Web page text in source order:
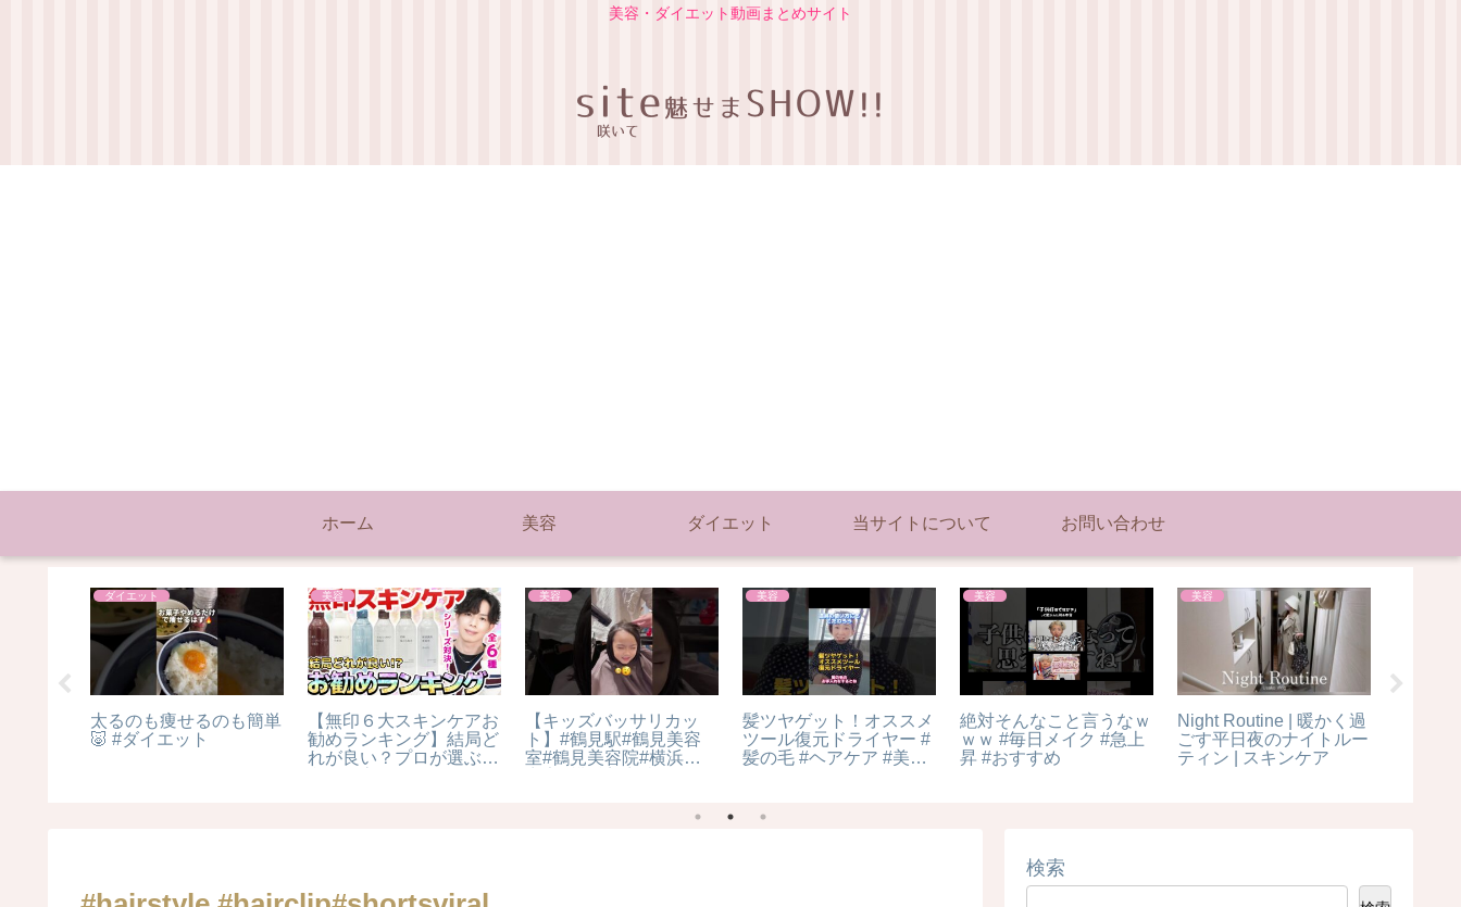
美容・ダイエット動画まとめサイト
ホーム 美容 ダイエット 当サイトについて お問い合わせ
ダイエット
太るのも痩せるのも簡単
🐷 #ダイエット
美容
【無印６大スキンケアお
勧めランキング】結局ど
れが良い？プロが選ぶ無
美容
【キッズバッサリカッ
ト】#鶴見駅#鶴見美容
室#鶴見美容院#横浜美
ッズカット#お子様カッ
美容
髪ツヤゲット！オススメ
ツール復元ドライヤー #
髪の毛 #ヘアケア #美容
美容
絶対そんなこと言うなｗ
ｗｗ #毎日メイク #急上
昇 #おすすめ
美容
Night Routine | 暖かく過
ごす平日夜のナイトルー
ティン | スキンケア
検索